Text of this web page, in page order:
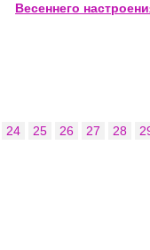
Весеннего
24 25 26 27 28